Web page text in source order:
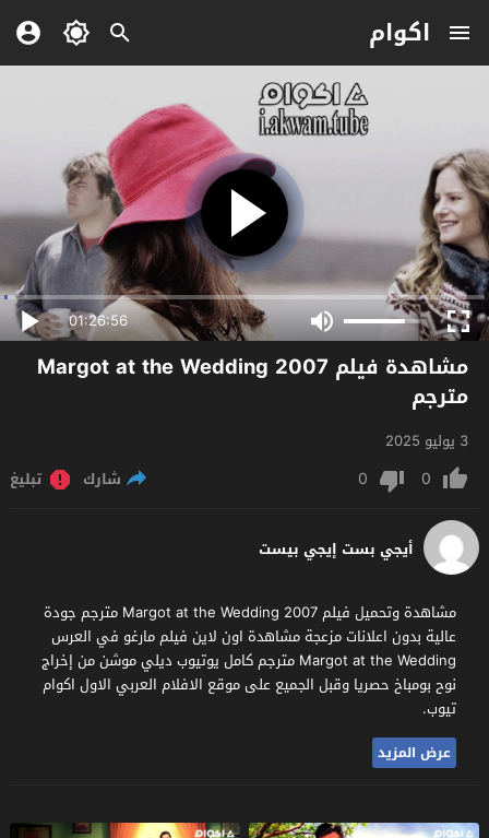
اكوام
01:26:56
مشاهدة فيلم Margot at the Wedding 2007
مترجم
3 يوليو 2025
0
0 شارك تبليغ
أيجي بست إيجي بيست
مشاهدة وتحميل فيلم Margot at the Wedding 2007 مترجم جودة
عالية بدون اعلانات مزعجة مشاهدة اون لاين فيلم مارغو في العرس
Margot at the Wedding مترجم كامل يوتيوب ديلي موشن من إخراج
نوح بومباخ حصريا وقبل الجميع على موقع الافلام العربي الاول اكوام
تيوب.
عرض المزيد